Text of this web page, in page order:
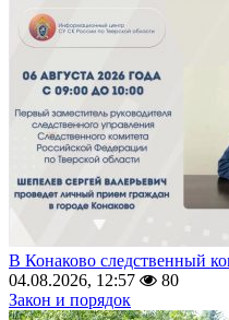
В Конаково следственный
04.08.2026, 12:57
80
Закон и порядок